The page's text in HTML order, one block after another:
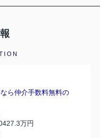
ら仲介手数料無料の
27.3万円